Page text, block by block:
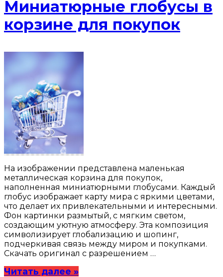
Миниатюрные глобусы в
корзине для покупок
На изображении представлена маленькая
металлическая корзина для покупок,
наполненная миниатюрными глобусами. Каждый
глобус изображает карту мира с яркими цветами,
что делает их привлекательными и интересными.
Фон картинки размытый, с мягким светом,
создающим уютную атмосферу. Эта композиция
символизирует глобализацию и шопинг,
подчеркивая связь между миром и покупками.
Скачать оригинал с разрешением …
Читать далее »